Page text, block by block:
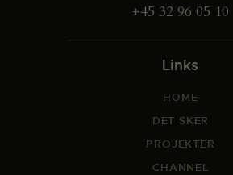
+45 32 96 05 10
Links
HOME
DET SKER
PROJEKTER
CHANNEL